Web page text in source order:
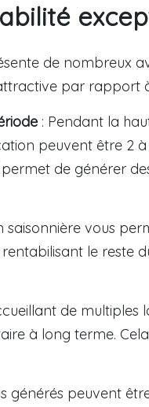
de nombreux
par rapport
: Pendant la
peuvent être 2 à
de générer
saisonnière vous
le reste
de multiples
à long terme.
générés peuvent